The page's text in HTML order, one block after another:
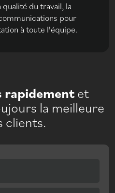
du travail, la
pour
à toute l'équipe.
rapidementet
la meilleure
clients.